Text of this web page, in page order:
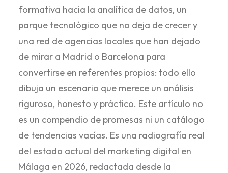
formativa hacia la analítica de datos, un
parque tecnológico que no deja de crecer y
una red de agencias locales que han dejado
de mirar a Madrid o Barcelona para
convertirse en referentes propios: todo ello
dibuja un escenario que merece un análisis
riguroso, honesto y práctico. Este artículo no
es un compendio de promesas ni un catálogo
de tendencias vacías. Es una radiografía real
del estado actual del marketing digital en
Málaga en 2026, redactada desde la